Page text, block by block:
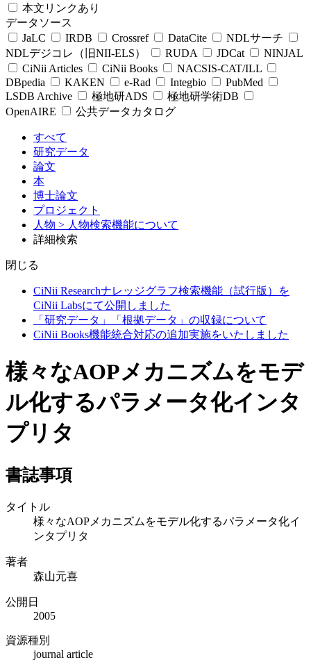
本文リンクあり
データソース
JaLC
IRDB Crossref DataCite
NDLサーチ
NDLデジコレ（旧NII-ELS）
RUDA JDCat
NINJAL
CiNii Articles
CiNii Books
NACSIS-CAT/ILL
DBpedia
KAKEN e-Rad Integbio
PubMed
LSDB Archive
極地研ADS
極地研学術DB
OpenAIRE
公共データカタログ
すべて
研究データ
論文
本
博士論文
プロジェクト
人物 > 人物検索機能について
詳細検索
閉じる
CiNii Researchナレッジグラフ検索機能（試行版）を
CiNii Labsにて公開しました
「研究データ」「根拠データ」の収録について
CiNii Books機能統合対応の追加実施をいたしました
様々なAOPメカニズムをモデ
ル化するパラメータ化インタ
プリタ
書誌事項
タイトル
様々なAOPメカニズムをモデル化するパラメータ化イ
ンタプリタ
著者
森山元喜
公開日
2005
資源種別
journal article